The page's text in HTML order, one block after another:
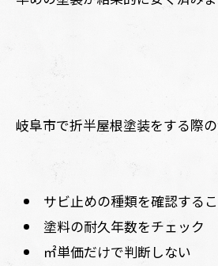
岐阜市で折半屋根塗装をする際
サビ止めの種類を確認する
塗料の耐久年数をチェック
㎡単価だけで判断しない